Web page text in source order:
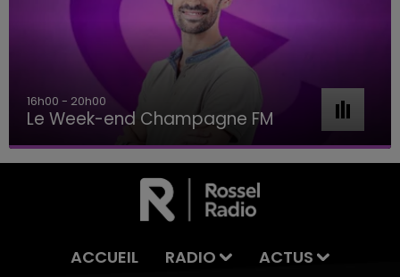
16h00 - 20h00
Le Week-end Champagne FM
ACCUEIL RADIO
ACTUS